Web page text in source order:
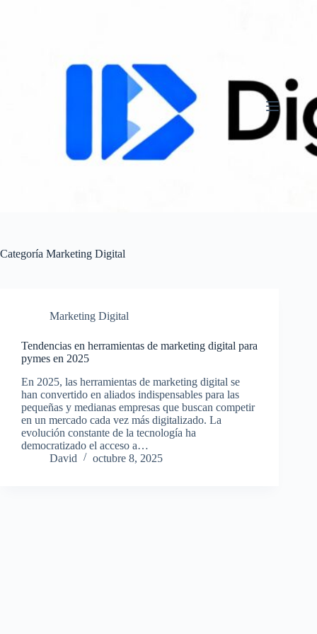
Categoría Marketing Digital
Marketing Digital
Tendencias en herramientas de marketing digital para
pymes en 2025
En 2025, las herramientas de marketing digital se
han convertido en aliados indispensables para las
pequeñas y medianas empresas que buscan competir
en un mercado cada vez más digitalizado. La
evolución constante de la tecnología ha
democratizado el acceso a…
David
octubre 8, 2025